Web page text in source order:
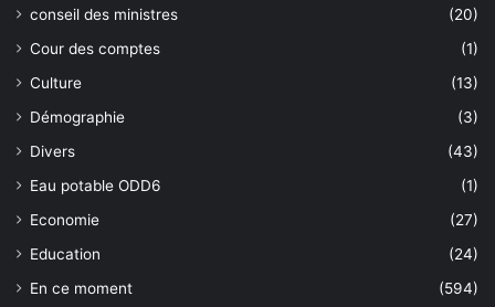
conseil des ministres
(20)
Cour des comptes
(1)
Culture
(13)
Démographie
(3)
Divers
(43)
Eau potable ODD6
(1)
Economie
(27)
Education
(24)
En ce moment
(594)